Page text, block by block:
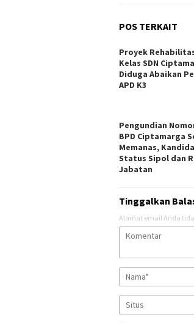
POS TERKAIT
Proyek
Kelas SDN
Diduga Abaikan
APD K3
Pengundian
BPD Ciptamarga
Memanas,
Status Sipol dan
Jabatan
Tinggalkan
Alamat email Anda